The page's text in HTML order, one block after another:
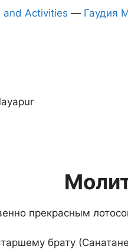
and Activities — Гаудия
прекрасным
брату